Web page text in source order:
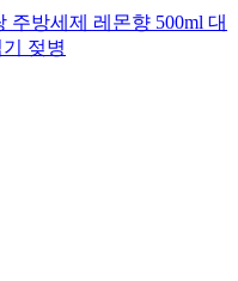
주방세제 레몬향 500ml 대
젖병